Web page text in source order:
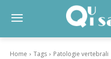
Home Tags Patologie vertebrali